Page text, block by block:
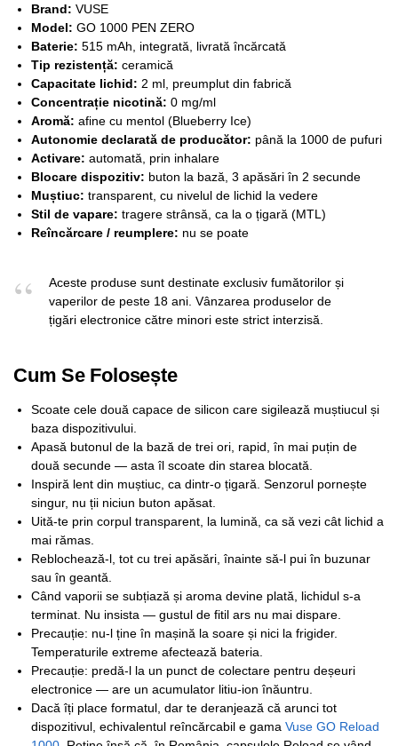
Brand: VUSE
Model: GO 1000 PEN ZERO
Baterie: 515 mAh, integrată, livrată încărcată
Tip rezistență: ceramică
Capacitate lichid: 2 ml, preumplut din fabrică
Concentrație nicotină: 0 mg/ml
Aromă: afine cu mentol (Blueberry Ice)
Autonomie declarată de producător: până la 1000 de pufuri
Activare: automată, prin inhalare
Blocare dispozitiv: buton la bază, 3 apăsări în 2 secunde
Muștiuc: transparent, cu nivelul de lichid la vedere
Stil de vapare: tragere strânsă, ca la o țigară (MTL)
Reîncărcare / reumplere: nu se poate
Aceste produse sunt destinate exclusiv fumătorilor și
vaperilor de peste 18 ani. Vânzarea produselor de
țigări electronice către minori este strict interzisă.
Cum Se Folosește
Scoate cele două capace de silicon care sigilează muștiucul și
baza dispozitivului.
Apasă butonul de la bază de trei ori, rapid, în mai puțin de
două secunde — asta îl scoate din starea blocată.
Inspiră lent din muștiuc, ca dintr-o țigară. Senzorul pornește
singur, nu ții niciun buton apăsat.
Uită-te prin corpul transparent, la lumină, ca să vezi cât lichid a
mai rămas.
Reblochează-l, tot cu trei apăsări, înainte să-l pui în buzunar
sau în geantă.
Când vaporii se subțiază și aroma devine plată, lichidul s-a
terminat. Nu insista — gustul de fitil ars nu mai dispare.
Precauție: nu-l ține în mașină la soare și nici la frigider.
Temperaturile extreme afectează bateria.
Precauție: predă-l la un punct de colectare pentru deșeuri
electronice — are un acumulator litiu-ion înăuntru.
Dacă îți place formatul, dar te deranjează că arunci tot
dispozitivul, echivalentul reîncărcabil e gama Vuse GO Reload